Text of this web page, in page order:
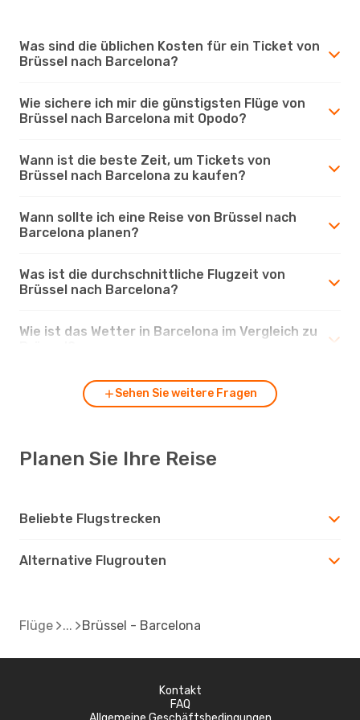
Was sind die üblichen Kosten für ein Ticket von
Brüssel nach Barcelona?
Wie sichere ich mir die günstigsten Flüge von
Brüssel nach Barcelona mit Opodo?
Wann ist die beste Zeit, um Tickets von
Brüssel nach Barcelona zu kaufen?
Wann sollte ich eine Reise von Brüssel nach
Barcelona planen?
Was ist die durchschnittliche Flugzeit von
Brüssel nach Barcelona?
Wie ist das Wetter in Barcelona im Vergleich zu
Sehen Sie weitere Fragen
Planen Sie Ihre Reise
Beliebte Flugstrecken
Alternative Flugrouten
Flüge Brüssel - Barcelona
Kontakt
FAQ